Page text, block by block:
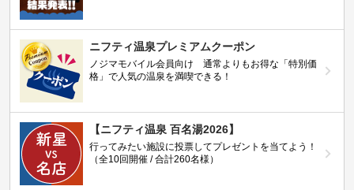
ニフティ温泉プレミアムクーポン
ノジマモバイル会員向け 通常よりもお得な「特別価
格」で人気の温泉を満喫できる！
【ニフティ温泉 百名湯2026】
行ってみたい施設に投票してプレゼントを当てよう！
（全10回開催 / 合計260名様）